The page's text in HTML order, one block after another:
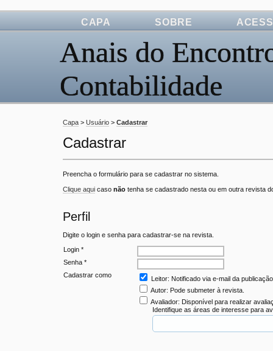
Anais do
Contabilidade
CAPA SOBRE
Capa > Usuário > Cadastrar
Cadastrar
Preencha o formulário para se cadastrar no sistema.
Clique aqui caso não tenha se cadastrado nesta ou em outra revista
Perfil
Digite o login e senha para cadastrar-se na revista.
Login *
Senha *
Cadastrar como
Leitor: Notificado via e-mail da
Autor: Pode submeter à revista.
Avaliador: Disponível para realizar
Identifique as áreas de interesse para